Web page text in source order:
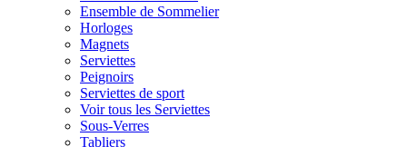
Ensemble de Sommelier
Horloges
Magnets
Serviettes
Peignoirs
Serviettes de sport
Voir tous les Serviettes
Sous-Verres
Tabliers